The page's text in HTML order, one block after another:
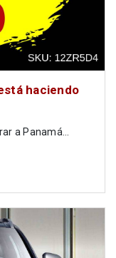
haciendo
a Panamá...